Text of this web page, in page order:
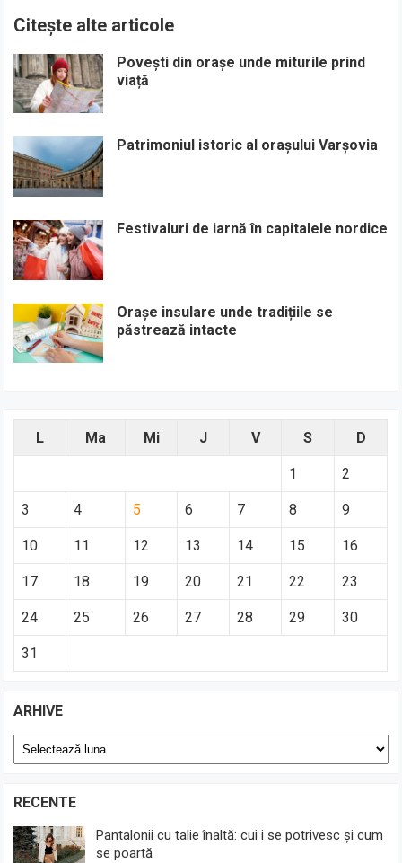
Citește alte articole
Povești din orașe unde miturile prind
viață
Patrimoniul istoric al orașului Varșovia
Festivaluri de iarnă în capitalele nordice
Orașe insulare unde tradițiile se
păstrează intacte
L Ma Mi J V S D
1 2
3 4 5 6 7 8 9
10 11 12 13 14 15 16
17 18 19 20 21 22 23
24 25 26 27 28 29 30
31
ARHIVE
Arhive
RECENTE
Pantalonii cu talie înaltă: cui i se potrivesc și cum
se poartă